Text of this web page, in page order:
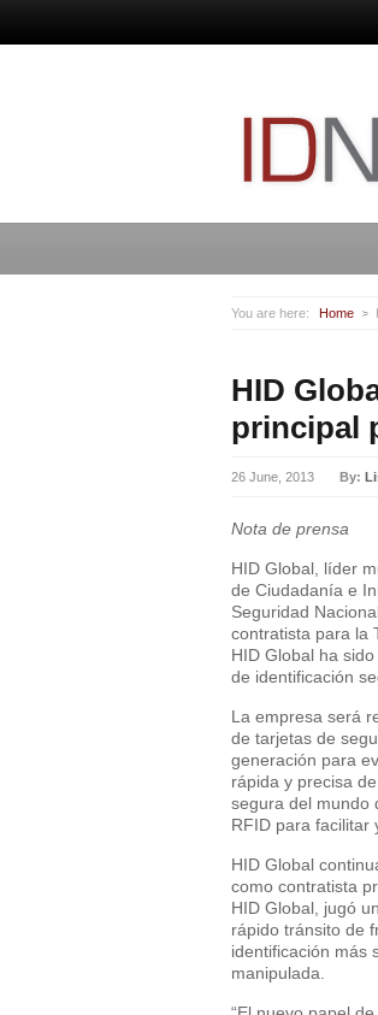
You are here: Home
HID
principal
26 June, 2013 By:
Nota de prensa
HID Global, líder
de Ciudadanía e
Seguridad
contratista para la
HID Global ha
de identificación
La empresa será
de tarjetas de
generación para
rápida y precisa
segura del mundo
RFID para facilitar
HID Global
como contratista
HID Global, jugó
rápido tránsito de
identificación más
manipulada.